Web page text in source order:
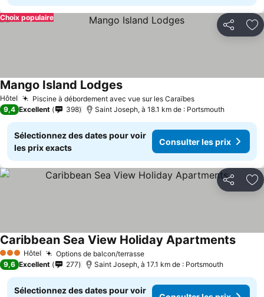
Partager
Choix populaire
Hôtel Piscine à débordement avec vue sur les Caraïbes
Mango Island Lodges
9,4 Excellent 398 Saint Joseph, à 18.1 km de : Portsmouth
Sélectionnez des dates pour voir
les prix exacts
Consulter les prix
Partager
3 ÉtoilesHôtel Options de balcon/terrasse
Caribbean Sea View Holiday Apartments
9,6 Excellent 277 Saint Joseph, à 17.1 km de : Portsmouth
Sélectionnez des dates pour voir